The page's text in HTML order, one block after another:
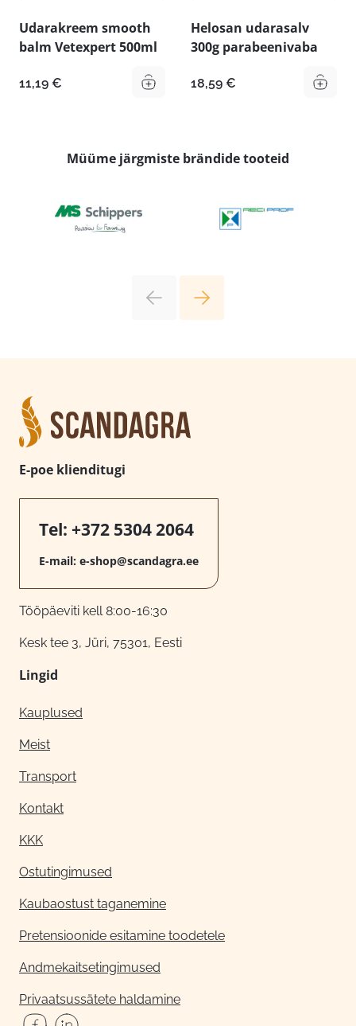
Udarakreem smooth
balm Vetexpert 500ml
11,19 €
Helosan udarasalv
300g parabeenivaba
18,59 €
Müüme järgmiste brändide tooteid
E-poe klienditugi
Tel: +372 5304 2064
E-mail: e-shop@scandagra.ee
Tööpäeviti kell 8:00-16:30
Kesk tee 3, Jüri, 75301, Eesti
Lingid
Kauplused
Meist
Transport
Kontakt
KKK
Ostutingimused
Kaubaostust taganemine
Pretensioonide esitamine toodetele
Andmekaitsetingimused
Privaatsussätete haldamine